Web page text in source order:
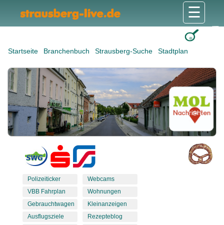
Startseite Branchenbuch Strausberg-Suche Stadtplan
☰
Polizeiticker
VBB Fahrplan
Gebrauchtwagen
Ausflugsziele
Webcams
Wohnungen
Kleinanzeigen
Rezepteblog